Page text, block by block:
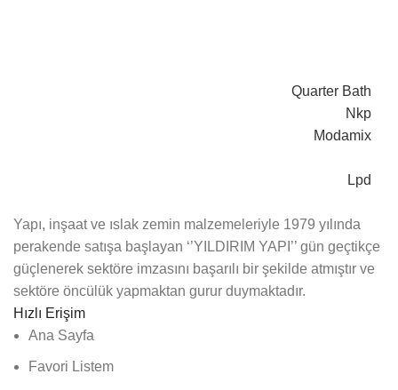
Quarter Bath
Nkp
Modamix
Lpd
Yapı, inşaat ve ıslak zemin malzemeleriyle 1979 yılında
perakende satışa başlayan ‘’YILDIRIM YAPI’’ gün geçtikçe
güçlenerek sektöre imzasını başarılı bir şekilde atmıştır ve
sektöre öncülük yapmaktan gurur duymaktadır.
Hızlı Erişim
Ana Sayfa
Favori Listem